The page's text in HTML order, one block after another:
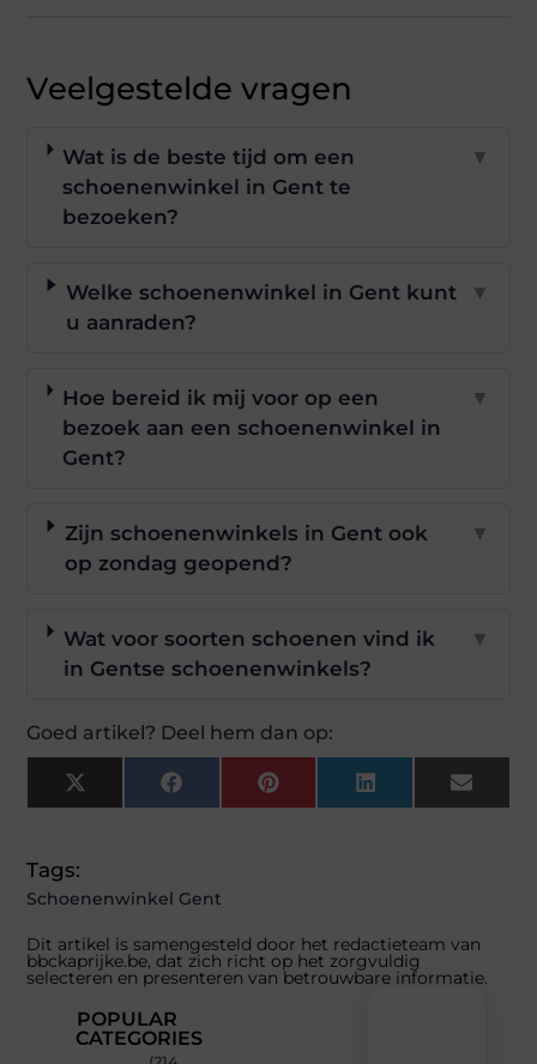
Veelgestelde vragen
Wat is de beste tijd om een
schoenenwinkel in Gent te
bezoeken?
▼
Welke schoenenwinkel in Gent kunt
u aanraden?
▼
Hoe bereid ik mij voor op een
bezoek aan een schoenenwinkel in
Gent?
▼
Zijn schoenenwinkels in Gent ook
op zondag geopend?
▼
Wat voor soorten schoenen vind ik
in Gentse schoenenwinkels?
▼
Goed artikel? Deel hem dan op:
X
(Twitter)
FacebookPinterestLinkedInEmail
Tags:
Schoenenwinkel Gent
Dit artikel is samengesteld door het redactieteam van
bbckaprijke.be, dat zich richt op het zorgvuldig
selecteren en presenteren van betrouwbare informatie.
POPULAR
CATEGORIES